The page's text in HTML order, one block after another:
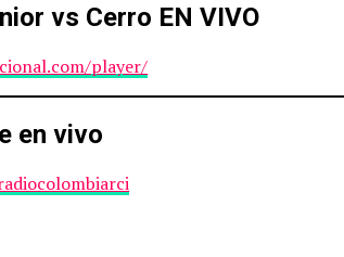
vs Cerro EN VIVO
player/
en vivo